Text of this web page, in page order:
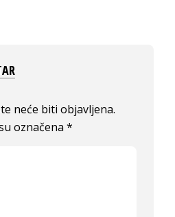
neće biti objavljena.
označena*